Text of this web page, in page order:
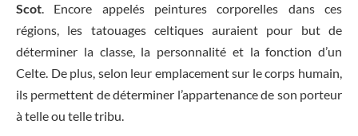
Scot. Encore appelés peintures corporelles dans ces
régions, les tatouages celtiques auraient pour but de
déterminer la classe, la personnalité et la fonction d’un
Celte. De plus, selon leur emplacement sur le corps humain,
ils permettent de déterminer l’appartenance de son porteur
à telle ou telle tribu.